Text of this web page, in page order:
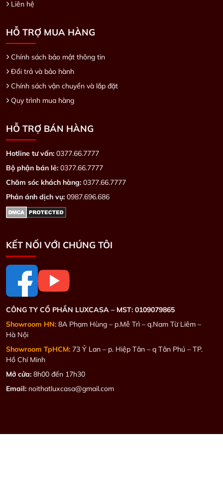
Liên hệ
HỖ TRỢ MUA HÀNG
Chính sách bảo mật thông tin
Đổi trả và bảo hành
Chính sách vận chuyển và lắp đặt
Quy trình mua hàng
HỖ TRỢ BÁN HÀNG
Hotline tư vấn: 0377.66.7777
Bộ phận bán lẻ: 0377.66.7777
Chăm sóc khách hàng: 0377.66.7777
Phản ánh dịch vụ: 0987.696.686
KẾT NỐI VỚI CHÚNG TÔI
CÔNG TY CỔ PHẦN LUXCASA – MST: 0109079865
Showroom HN: 8A Phạm Hùng – p.Mễ Trì – q.Nam Từ Liêm –
Hà Nội
Showroom TpHCM: 73 Ỷ Lan – p. Hiệp Tân – q Tân Phú – TP.
Hồ Chí Minh
Mở cửa: 8h00 đến 17h30
Email: noithatluxcasa@gmail.com